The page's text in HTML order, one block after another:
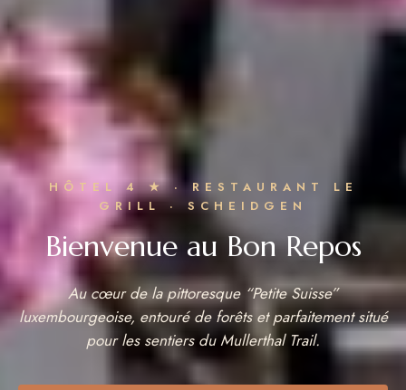
HÔTEL 4 ★ · RESTAURANT LE
GRILL · SCHEIDGEN
Bienvenue au Bon Repos
Au cœur de la pittoresque “Petite Suisse”
luxembourgeoise, entouré de forêts et parfaitement situé
pour les sentiers du Mullerthal Trail.